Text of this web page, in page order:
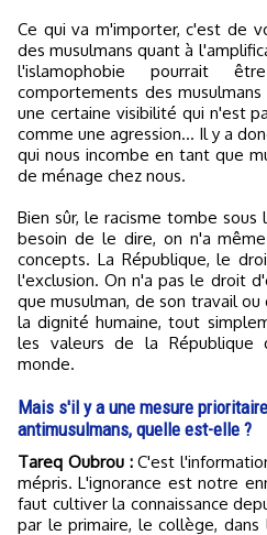
Ce qui va m'importer, c'est de
des musulmans quant à
l'islamophobie pourrait
comportements des
une certaine visibilité qui n'est
comme une agression... Il y a
qui nous incombe en tant que
de ménage chez nous.
Bien sûr, le racisme tombe
besoin de le dire, on n'a
concepts. La République, le
l'exclusion. On n'a pas le droit
que musulman, de son travail
la dignité humaine, tout
les valeurs de la
monde.
Mais s'il y a une mesure
antimusulmans, quelle est-elle ?
Tareq Oubrou :C'est
mépris. L'ignorance est notre
faut cultiver la connaissance
par le primaire, le collège,